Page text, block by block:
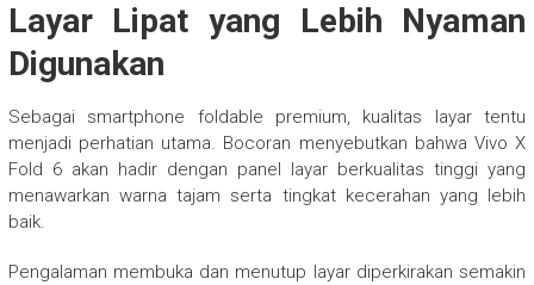
Layar Lipat yang Lebih Nyaman
Digunakan
Sebagai smartphone foldable premium, kualitas layar tentu
menjadi perhatian utama. Bocoran menyebutkan bahwa Vivo X
Fold 6 akan hadir dengan panel layar berkualitas tinggi yang
menawarkan warna tajam serta tingkat kecerahan yang lebih
baik.
Pengalaman membuka dan menutup layar diperkirakan semakin